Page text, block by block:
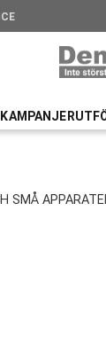
KAMPANJER
SMÅ